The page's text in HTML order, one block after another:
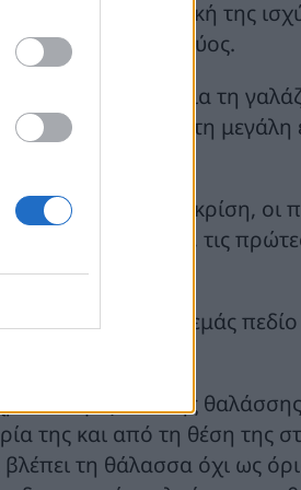
τη ναυτιλιακή της
και εθνικής ισχύος.
στρατηγική μας για τη
πολύ εύστοχα τη μεγάλη
η ενεργειακή κρίση, οι
την τεχνολογία, τις
αποτελεί για εμάς πεδίο
«μέγα το της
της και από τη θέση της
τη θάλασσα όχι ως